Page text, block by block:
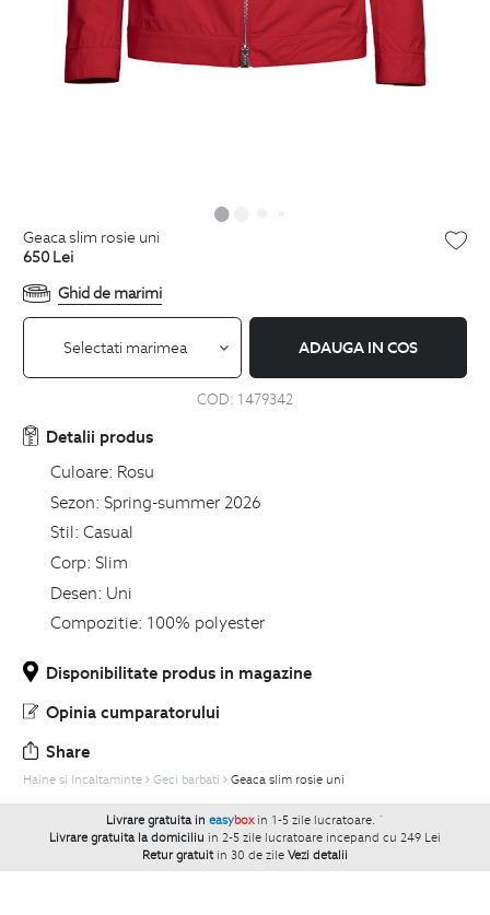
geaca slim rosie uni
650 Lei
Ghid de marimi
Selectati marimea ADAUGA IN COS
COD: 1479342
Detalii produs
Culoare: Rosu
Sezon: Spring-summer 2026
Stil: Casual
Corp: Slim
Desen: Uni
Compozitie: 100% polyester
Disponibilitate produs in magazine
Opinia cumparatorului
Share
Haine si Incaltaminte Geci barbati Geaca slim rosie uni
Livrare gratuita in easybox in 1-5 zile lucratoare. `
Livrare gratuita la domiciliu in 2-5 zile lucratoare incepand cu 249 Lei
Retur gratuit in 30 de zile Vezi detalii